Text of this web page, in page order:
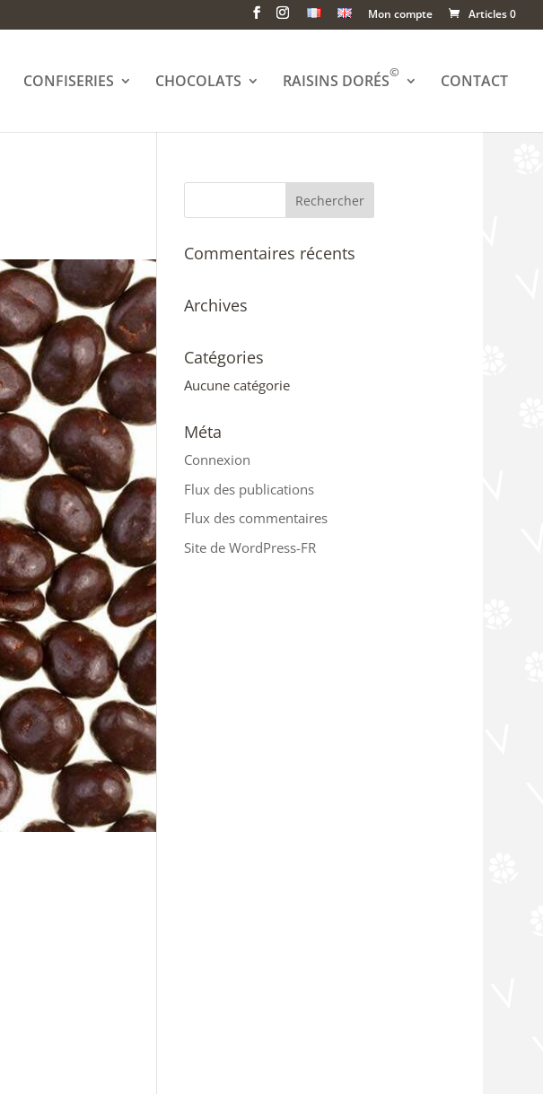
Mon compte Articles 0
CONFISERIES CHOCOLATS RAISINS DORÉS© CONTACT
Commentaires récents
Archives
Catégories
Aucune catégorie
Méta
Connexion
Flux des publications
Flux des commentaires
Site de WordPress-FR